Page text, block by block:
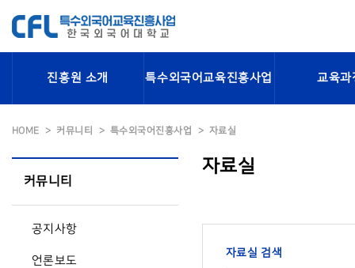
진흥원 소개 특수외국어교육진흥사업 교육과
HOME 커뮤니티 특수외국어진흥사업 자료실
커뮤니티
공지사항
언론보도
자료실
자료실 검색